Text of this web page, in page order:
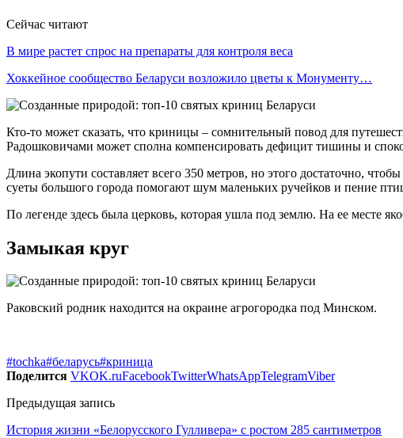
Сейчас читают
В мире растет спрос на препараты для контроля веса
Хоккейное сообщество Беларуси возложило цветы к Монументу…
Кто-то может сказать, что криницы – сомнительный повод для
Радошковичами может сполна компенсировать дефицит тишины и
Длина экопути составляет всего 350 метров, но этого достаточно,
суеты большого города помогают шум маленьких ручейков и пение
По легенде здесь была церковь, которая ушла под землю. На ее месте
Замыкая круг
Раковский родник находится на окраине агрогородка под Минском.
#tochka#беларусь#криница
Поделится VKOK.ruFacebookTwitterWhatsAppTelegramViber
Предыдущая запись
История жизни «Белорусского Гулливера» с ростом 285 сантиметров